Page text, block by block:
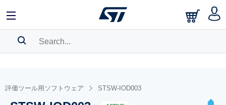
BOOKMARK
評価ツール用ソフトウェア STSW-IOD003